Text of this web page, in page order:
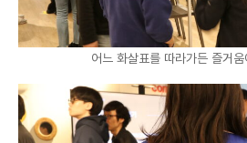
어느 화살표를 따라가든 즐거